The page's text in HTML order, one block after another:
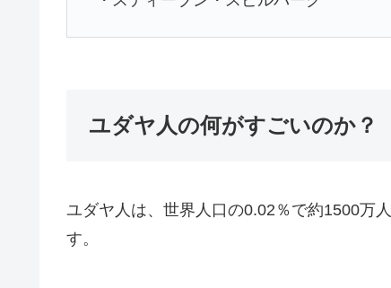
ユダヤ人の何がすごいのか？
ユダヤ人は、世界人口の0.02％で約1500万
す。